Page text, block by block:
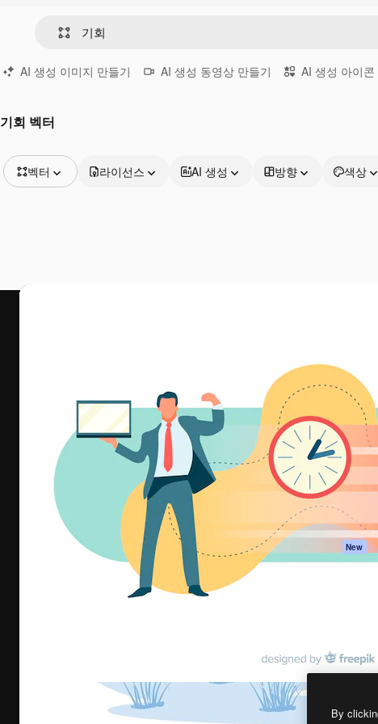
AI 생성 이미지 만들기 AI 생성 동영상 만들기 AI 생성 아이콘
기회 벡터
벡터
동영상
라이선스 AI 생성 방향 색상
최고의 결과물을 이끌어내는 크리에이티브
플랫폼. 크리에이터, 엔터프라이즈, 에이전시,
스튜디오를 아우르는 100만 명 이상의 구독
자.
한국어
프로덕트
Spaces
AI 어시스턴트
AI 이미지 생성
AI 동영상 생
AI 텍스트 음
스톡 콘텐츠
Claude/
용 MCP
New
API
Freepik Company S.L.U. 모든 권리는 보호
By